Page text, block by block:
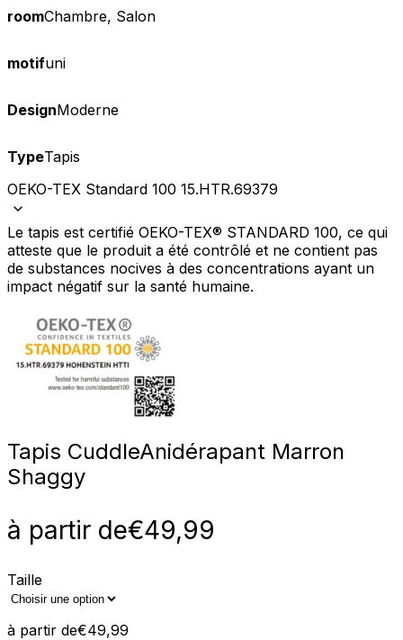
roomChambre, Salon
motifuni
DesignModerne
TypeTapis
OEKO-TEX Standard 100 15.HTR.69379
Le tapis est certifié OEKO-TEX® STANDARD 100, ce qui
atteste que le produit a été contrôlé et ne contient pas
de substances nocives à des concentrations ayant un
impact négatif sur la santé humaine.
Tapis CuddleAnidérapant Marron
Shaggy
à partir de€49,99
Taille
à partir de€49,99